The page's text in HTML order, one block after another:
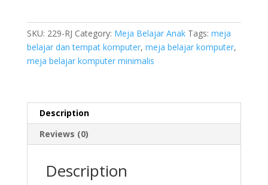
SKU: 229-RJ Category: Meja Belajar Anak Tags: meja
belajar dan tempat komputer, meja belajar komputer,
meja belajar komputer minimalis
Description
Reviews (0)
Description